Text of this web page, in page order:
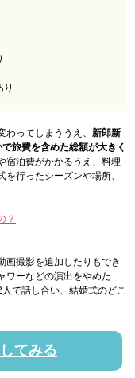
ってしまううえ、 新郎新
旅費を含めた総額が大きく
宿泊費がかかるうえ、料理
行ったシーズンや場所、
？
画撮影を追加したりもでき
ワーなどの演出をやめた
で話し合い、結婚式のどこ
てみる